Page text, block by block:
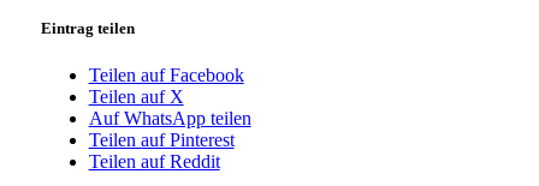
Eintrag teilen
Teilen auf Facebook
Teilen auf X
Auf WhatsApp teilen
Teilen auf Pinterest
Teilen auf Reddit